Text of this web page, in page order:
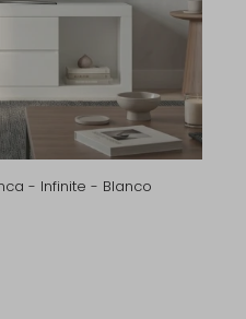
- Infinite - Blanco